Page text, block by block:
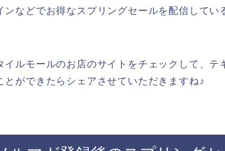
などでお得なスプリングセールを配信してい
ルモールのお店のサイトをチェックして、テ
ができたらシェアさせていただきますね♪